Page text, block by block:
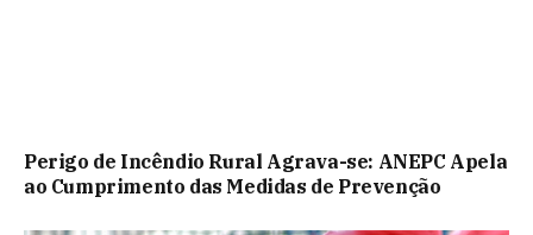
Perigo de Incêndio Rural Agrava-se: ANEPC Apela
ao Cumprimento das Medidas de Prevenção